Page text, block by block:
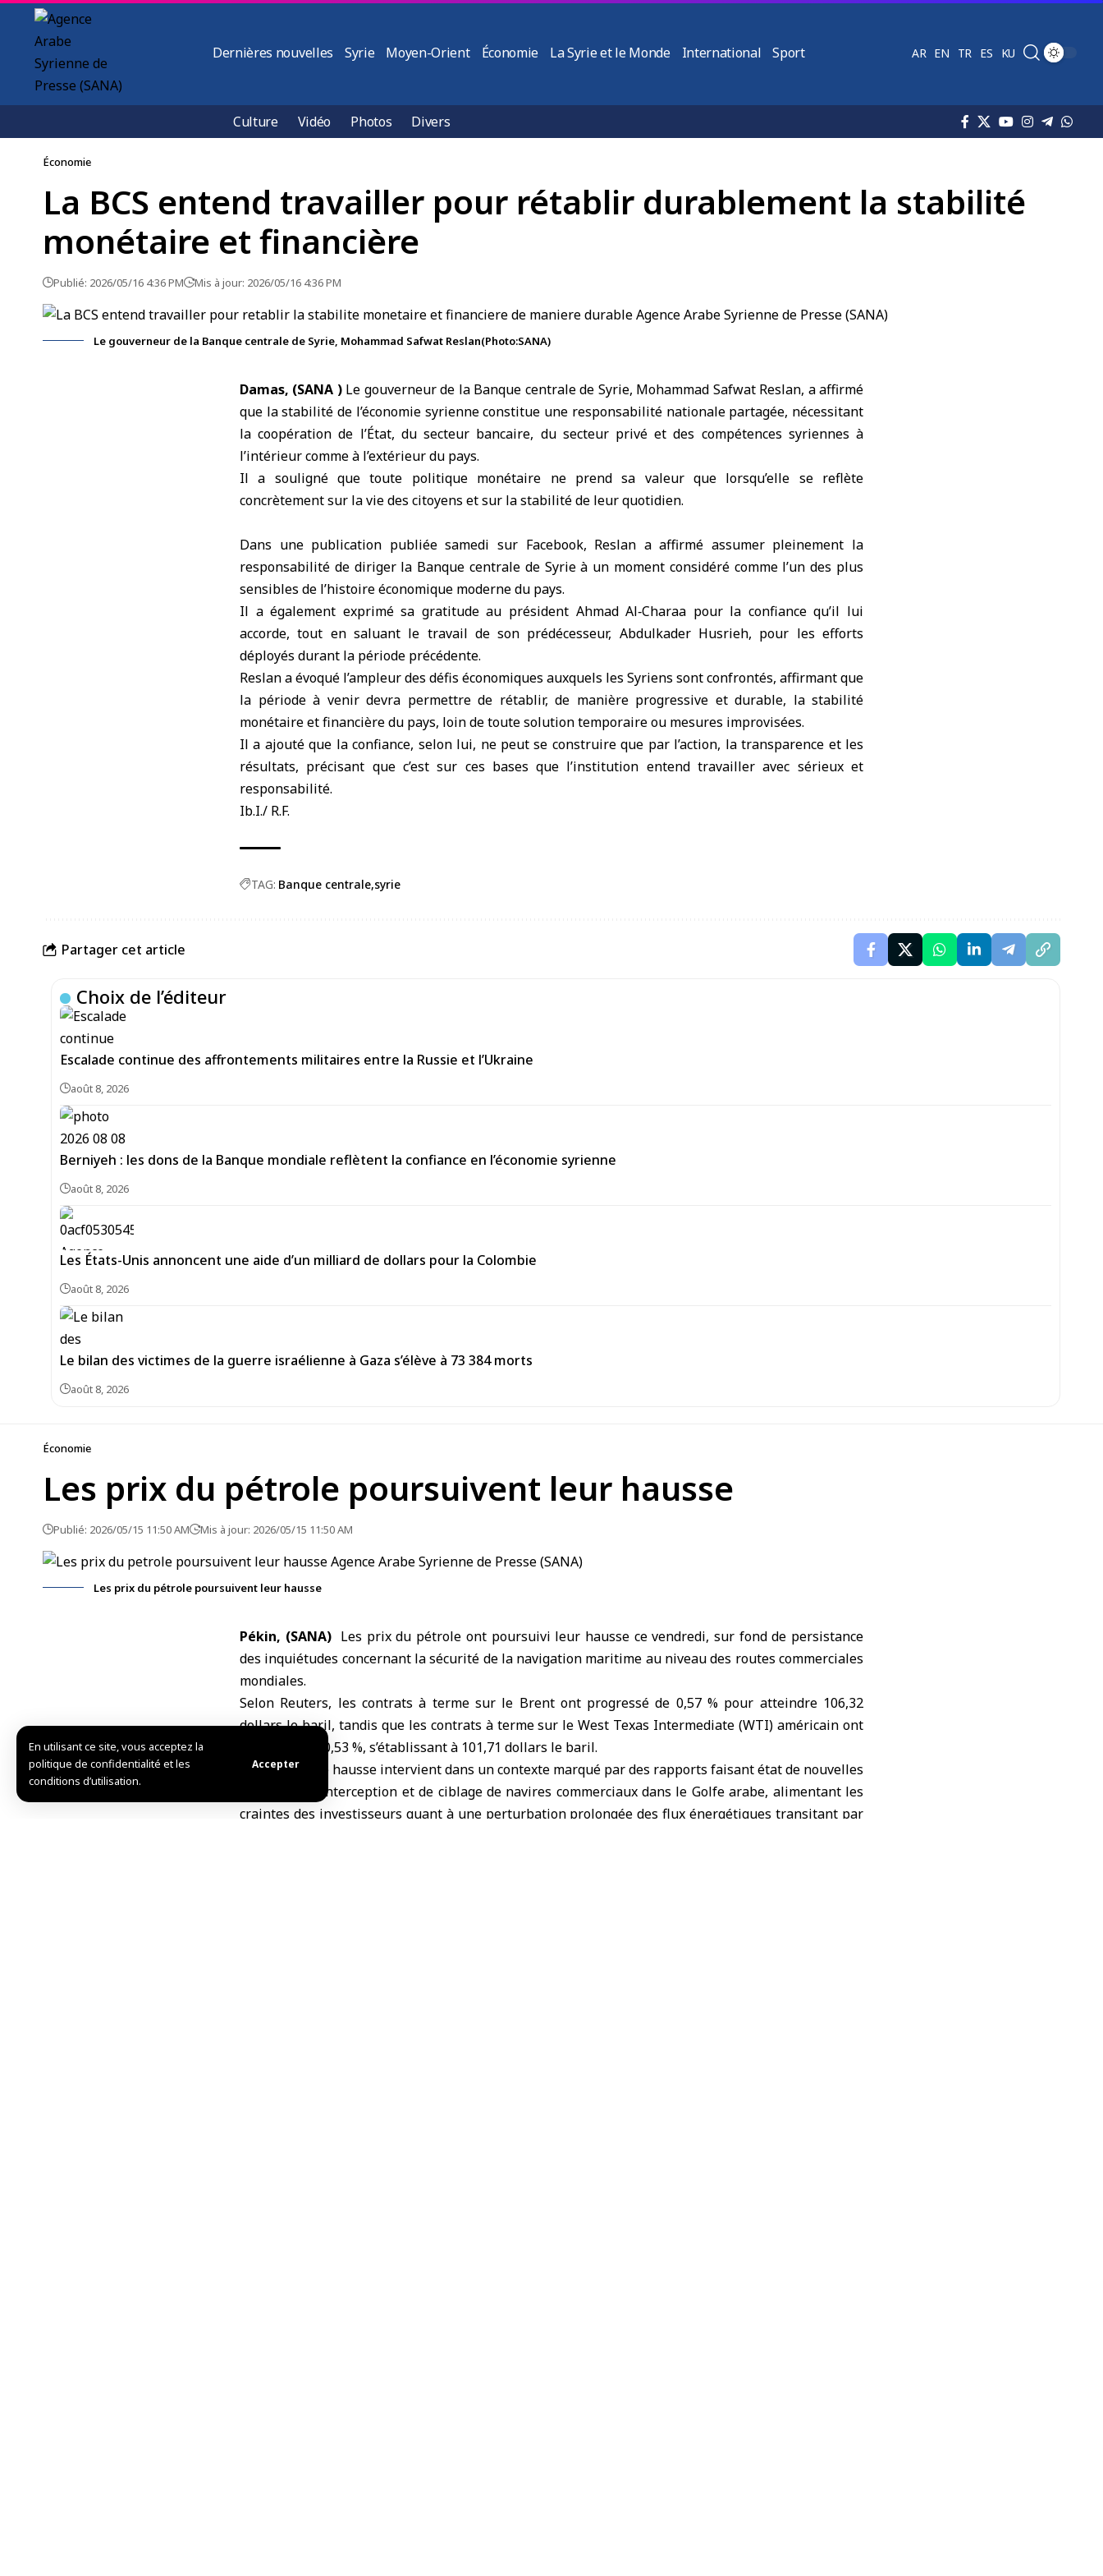
En utilisant ce site, vous acceptez la
politique de confidentialité et les
conditions d’utilisation.
Accepter
Dernières nouvelles Syrie Moyen-Orient Économie La Syrie et le Monde International Sport AR EN TR ES KU
Culture Vidéo Photos Divers
Économie
La BCS entend travailler pour rétablir durablement la stabilité
monétaire et financière
Publié: 2026/05/16 4:36 PM Mis à jour: 2026/05/16 4:36 PM
Le gouverneur de la Banque centrale de Syrie, Mohammad Safwat Reslan(Photo:SANA)
Damas, (SANA )Le gouverneur de la Banque centralede Syrie, Mohammad Safwat Reslan, a affirmé
que la stabilité de l’économie syrienne constitue une responsabilité nationale partagée, nécessitant
la coopération de l’État, du secteur bancaire, du secteur privé et des compétences syriennes à
l’intérieur comme à l’extérieur du pays.
Il a souligné que toute politique monétaire ne prend sa valeur que lorsqu’elle se reflète
concrètement sur la vie des citoyens et sur la stabilité de leur quotidien.
Dans une publication publiée samedi sur Facebook, Reslan a affirmé assumer pleinement la
responsabilité de diriger la Banque centrale de Syrie à un moment considéré comme l’un des plus
sensibles de l’histoire économique moderne du pays.
Il a également exprimé sa gratitude au président Ahmad Al‑Charaa pour la confiance qu’il lui
accorde, tout en saluant le travail de son prédécesseur, Abdulkader Husrieh, pour les efforts
déployés durant la période précédente.
Reslan a évoqué l’ampleur des défis économiques auxquels les Syriens sont confrontés, affirmant que
la période à venir devra permettre de rétablir, de manière progressive et durable, la stabilité
monétaire et financière du pays, loin de toute solution temporaire ou mesures improvisées.
Il a ajouté que la confiance, selon lui, ne peut se construire que par l’action, la transparence et les
résultats, précisant que c’est sur ces bases que l’institution entend travailler avec sérieux et
responsabilité.
Ib.I./ R.F.
TAG: Banque centrale syrie
Partager cet article
Choix de l’éditeur
Escalade continue des affrontements militaires entre la Russie et l’Ukraine
août 8, 2026
Berniyeh : les dons de la Banque mondiale reflètent la confiance en l’économie syrienne
août 8, 2026
Les États-Unis annoncent une aide d’un milliard de dollars pour la Colombie
août 8, 2026
Le bilan des victimes de la guerre israélienne à Gaza s’élève à 73 384 morts
août 8, 2026
Économie
Les prix du pétrole poursuivent leur hausse
Publié: 2026/05/15 11:50 AM Mis à jour: 2026/05/15 11:50 AM
Les prix du pétrole poursuivent leur hausse
Pékin, (SANA)Les prix du pétrole ont poursuivi leur hausse ce vendredi, sur fond de persistance
des inquiétudes concernant la sécurité de lanavigation maritime au niveau des routes commerciales
mondiales.
Selon Reuters, les contrats à terme sur le Brent ont progressé de 0,57 % pour atteindre 106,32
dollars le baril, tandis que les contrats à terme sur le West Texas Intermediate (WTI) américain ont
augmenté de 0,53 %, s’établissant à 101,71 dollars le baril.
Cette nouvelle hausse intervient dans un contexte marqué par des rapports faisant état de nouvelles
opérations d’interception et de ciblage de navires commerciaux dans le Golfe arabe, alimentant les
craintes des investisseurs quant à une perturbation prolongée des flux énergétiques transitant par